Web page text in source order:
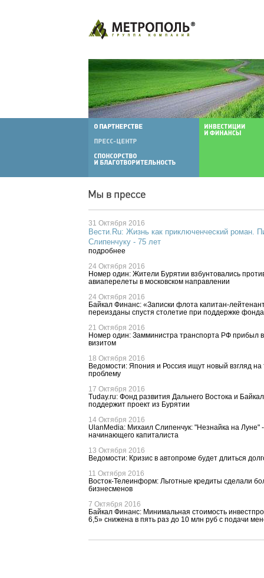
31 Октября 2016
Вести.Ru: Жизнь как приключенческий роман.
Слипенчуку - 75 лет
подробнее
24 Октября 2016
Номер один: Жители Бурятии взбунтовались
авиаперелеты в московском направлении
24 Октября 2016
Байкал Финанс: «Записки флота капитан-
переизданы спустя столетие при поддержке
21 Октября 2016
Номер один: Замминистра транспорта РФ прибыл
визитом
18 Октября 2016
Ведомости: Япония и Россия ищут новый взгляд
проблему
17 Октября 2016
Tuday.ru: Фонд развития Дальнего Востока и
поддержит проект из Бурятии
14 Октября 2016
UlanMedia: Михаил Слипенчук: "Незнайка на Луне"
начинающего капиталиста
13 Октября 2016
Ведомости: Кризис в автопроме будет длиться
11 Октября 2016
Восток-Телеинформ: Льготные кредиты сделали
бизнесменов
7 Октября 2016
Байкал Финанс: Минимальная стоимость
6,5» снижена в пять раз до 10 млн руб с подачи